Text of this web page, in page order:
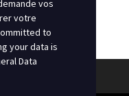
vos
votre
to
your data is
Data